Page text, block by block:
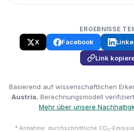
ERGEBNISSE
X Facebook
Link
Basierend auf wissenschaftlichen
Austria, Berechnungsmodell
Mehr über unsere
* Annahme: durchschnittliche CO₂-